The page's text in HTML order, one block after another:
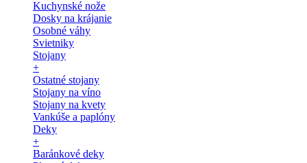
Kuchynské nože
Dosky na krájanie
Osobné váhy
Svietniky
Stojany
+
Ostatné stojany
Stojany na víno
Stojany na kvety
Vankúše a paplóny
Deky
+
Baránkové deky